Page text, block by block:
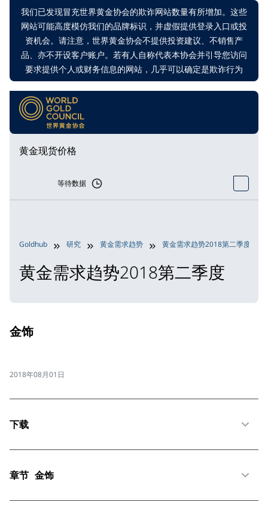
我们已发现冒充世界黄金协会的欺诈网站数量有所增加。这些
网站可能高度模仿我们的品牌标识，并虚假提供登录入口或投
资机会。请注意，世界黄金协会不提供投资建议、不销售产
品、亦不开设客户账户。若有人自称代表本协会并引导您访问
要求提供个人或财务信息的网站，几乎可以确定是欺诈行为
黄金现货价格
等待数据
Goldhub 研究 黄金需求趋势 黄金需求趋势2018第二季度
黄金需求趋势2018第二季度
金饰
2018年08月01日
下载
章节 金饰